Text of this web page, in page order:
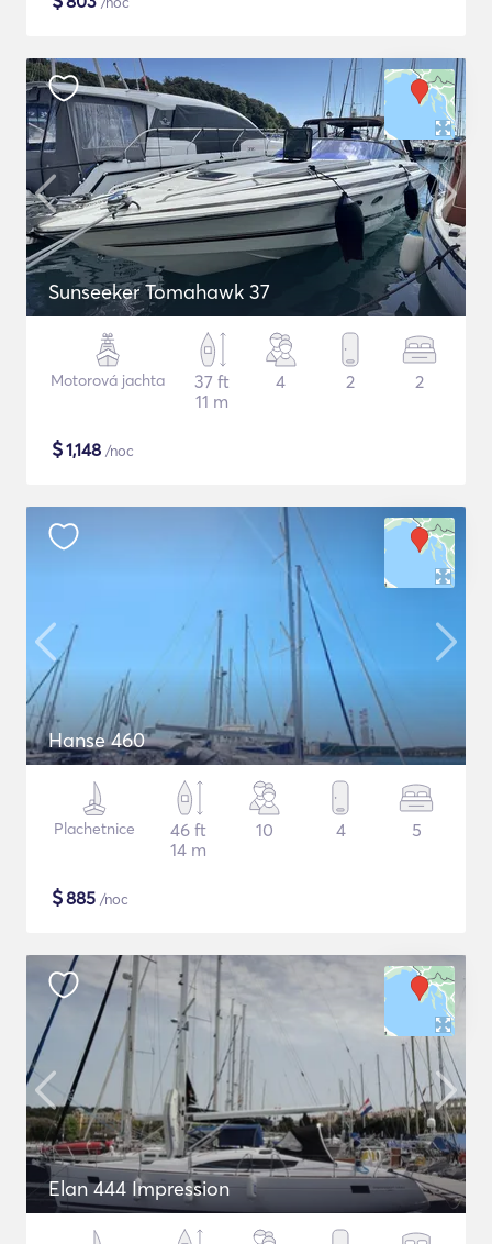
Sunseeker Tomahawk 37
Motorová jachta
37 ft
11 m
4 2 2
$1,148 /noc
Hanse 460
Plachetnice
46 ft
14 m
10 4 5
$885 /noc
Elan 444 Impression